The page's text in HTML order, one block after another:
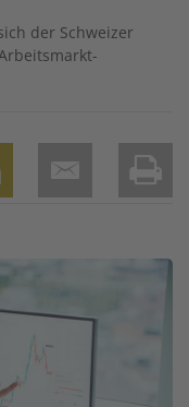
der Schweizer